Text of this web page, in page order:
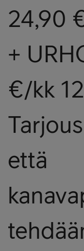
24,90
+
€/kk
että